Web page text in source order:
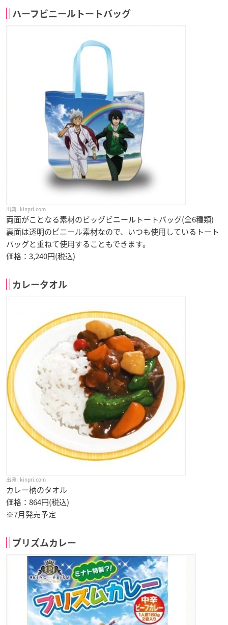
ハーフビニールトートバッグ
kinpri.com
両面がことなる素材のビッグビニールトートバッグ(全6種類)
裏面は透明のビニール素材なので、いつも使用しているトート
バッグと重ねて使用することもできます。
価格：3,240円(税込)
カレータオル
kinpri.com
カレー柄のタオル
価格：864円(税込)
※7月発売予定
プリズムカレー